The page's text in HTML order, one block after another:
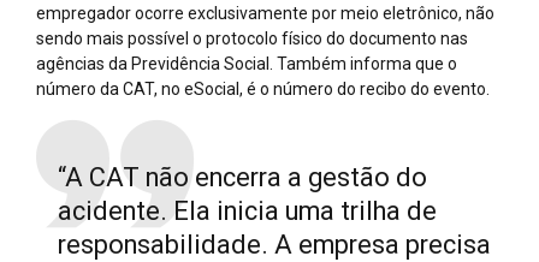
empregador ocorre exclusivamente por meio eletrônico, não
sendo mais possível o protocolo físico do documento nas
agências da Previdência Social. Também informa que o
número da CAT, no eSocial, é o número do recibo do evento.
“A CAT não encerra a gestão do
acidente. Ela inicia uma trilha de
responsabilidade. A empresa precisa